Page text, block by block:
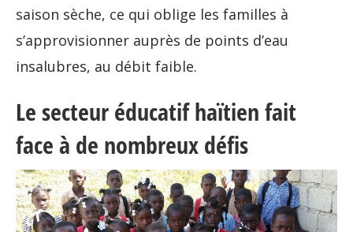
saison sèche, ce qui oblige les familles à
s’approvisionner auprès de points d’eau
insalubres, au débit faible.
Le secteur éducatif haïtien fait
face à de nombreux défis